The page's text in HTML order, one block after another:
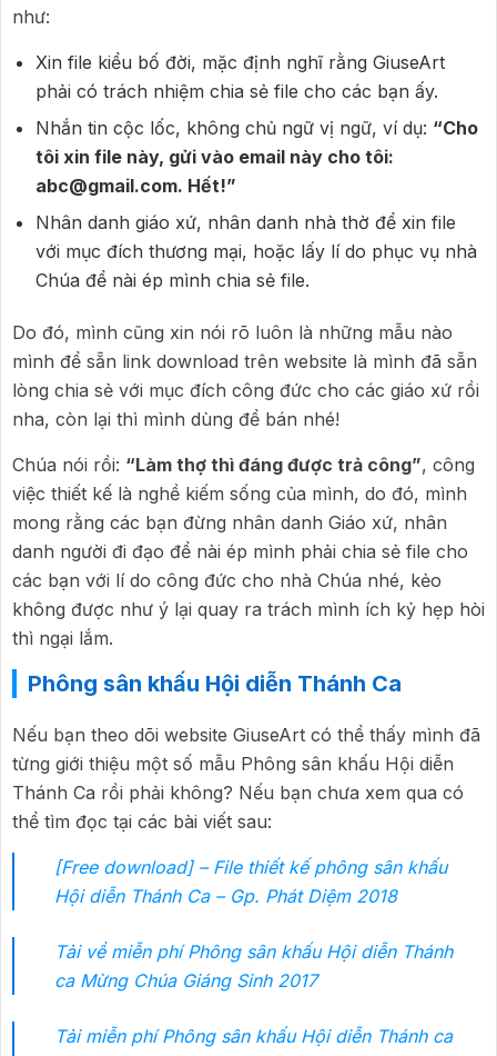
như:
Xin file kiểu bố đời, mặc định nghĩ rằng GiuseArt
phải có trách nhiệm chia sẻ file cho các bạn ấy.
Nhắn tin cộc lốc, không chủ ngữ vị ngữ, ví dụ: “Cho
tôi xin file này, gửi vào email này cho tôi:
abc@gmail.com. Hết!”
Nhân danh giáo xứ, nhân danh nhà thờ để xin file
với mục đích thương mại, hoặc lấy lí do phục vụ nhà
Chúa để nài ép mình chia sẻ file.
Do đó, mình cũng xin nói rõ luôn là những mẫu nào
mình để sẵn link download trên website là mình đã sẵn
lòng chia sẻ với mục đích công đức cho các giáo xứ rồi
nha, còn lại thì mình dùng để bán nhé!
Chúa nói rồi: “Làm thợ thì đáng được trả công”, công
việc thiết kế là nghề kiếm sống của mình, do đó, mình
mong rằng các bạn đừng nhân danh Giáo xứ, nhân
danh người đi đạo để nài ép mình phải chia sẻ file cho
các bạn với lí do công đức cho nhà Chúa nhé, kẻo
không được như ý lại quay ra trách mình ích kỷ hẹp hòi
thì ngại lắm.
Phông sân khấu Hội diễn Thánh Ca
Nếu bạn theo dõi website GiuseArt có thể thấy mình đã
từng giới thiệu một số mẫu Phông sân khấu Hội diễn
Thánh Ca rồi phải không? Nếu bạn chưa xem qua có
thể tìm đọc tại các bài viết sau:
[Free download] – File thiết kế phông sân khấu
Hội diễn Thánh Ca – Gp. Phát Diệm 2018
Tải về miễn phí Phông sân khấu Hội diễn Thánh
ca Mừng Chúa Giáng Sinh 2017
Tải miễn phí Phông sân khấu Hội diễn Thánh ca